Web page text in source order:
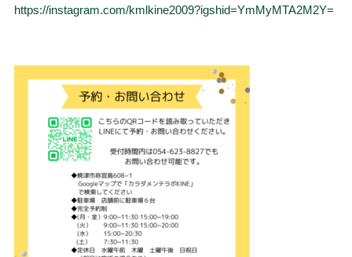
https://instagram.com/kmlkine2009?igshid=YmMyMTA2M2Y=